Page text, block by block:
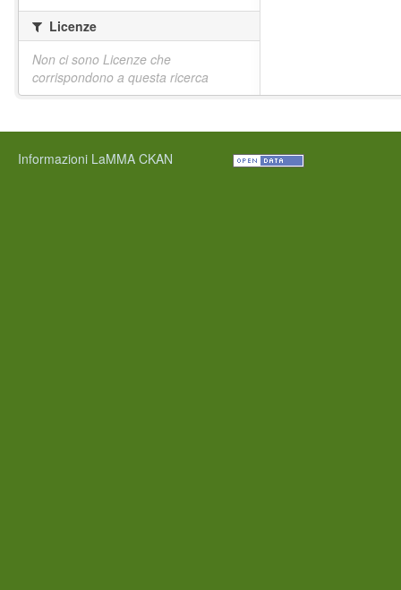
Licenze
Non ci sono Licenze che
corrispondono a questa ricerca
Informazioni LaMMA CKAN